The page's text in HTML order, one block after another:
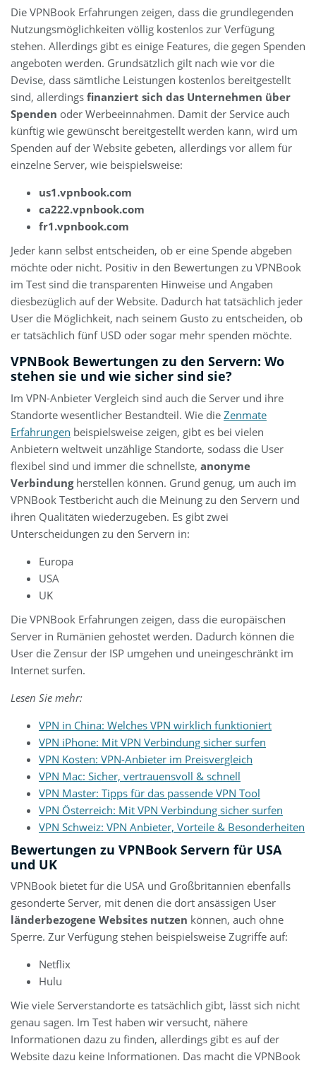
Die VPNBook Erfahrungen zeigen, dass die grundlegenden
Nutzungsmöglichkeiten völlig kostenlos zur Verfügung
stehen. Allerdings gibt es einige Features, die gegen Spenden
angeboten werden. Grundsätzlich gilt nach wie vor die
Devise, dass sämtliche Leistungen kostenlos bereitgestellt
sind, allerdings finanziert sich das Unternehmen über
Spenden oder Werbeeinnahmen. Damit der Service auch
künftig wie gewünscht bereitgestellt werden kann, wird um
Spenden auf der Website gebeten, allerdings vor allem für
einzelne Server, wie beispielsweise:
us1.vpnbook.com
ca222.vpnbook.com
fr1.vpnbook.com
Jeder kann selbst entscheiden, ob er eine Spende abgeben
möchte oder nicht. Positiv in den Bewertungen zu VPNBook
im Test sind die transparenten Hinweise und Angaben
diesbezüglich auf der Website. Dadurch hat tatsächlich jeder
User die Möglichkeit, nach seinem Gusto zu entscheiden, ob
er tatsächlich fünf USD oder sogar mehr spenden möchte.
VPNBook Bewertungen zu den Servern: Wo
stehen sie und wie sicher sind sie?
Im VPN-Anbieter Vergleich sind auch die Server und ihre
Standorte wesentlicher Bestandteil. Wie die Zenmate
Erfahrungen beispielsweise zeigen, gibt es bei vielen
Anbietern weltweit unzählige Standorte, sodass die User
flexibel sind und immer die schnellste, anonyme
Verbindungherstellen können. Grund genug, um auch im
VPNBook Testbericht auch die Meinung zu den Servern und
ihren Qualitäten wiederzugeben. Es gibt zwei
Unterscheidungen zu den Servern in:
Europa
USA
UK
Die VPNBook Erfahrungen zeigen, dass die europäischen
Server in Rumänien gehostet werden. Dadurch können die
User die Zensur der ISP umgehen und uneingeschränkt im
Internet surfen.
Lesen Sie mehr:
VPN in China: Welches VPN wirklich funktioniert
VPN iPhone: Mit VPN Verbindung sicher surfen
VPN Kosten: VPN-Anbieter im Preisvergleich
VPN Mac: Sicher, vertrauensvoll & schnell
VPN Master: Tipps für das passende VPN Tool
VPN Österreich: Mit VPN Verbindung sicher surfen
VPN Schweiz: VPN Anbieter, Vorteile & Besonderheiten
Bewertungen zu VPNBook Servern für USA
und UK
VPNBook bietet für die USA und Großbritannien ebenfalls
gesonderte Server, mit denen die dort ansässigen User
länderbezogene Websites nutzen können, auch ohne
Sperre. Zur Verfügung stehen beispielsweise Zugriffe auf:
Netflix
Hulu
Wie viele Serverstandorte es tatsächlich gibt, lässt sich nicht
genau sagen. Im Test haben wir versucht, nähere
Informationen dazu zu finden, allerdings gibt es auf der
Website dazu keine Informationen. Das macht die VPNBook